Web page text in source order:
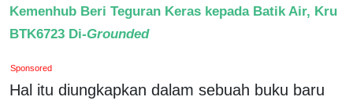
Kemenhub Beri Teguran Keras kepada Batik Air, Kru
BTK6723 Di-Grounded
Sponsored
Hal itu diungkapkan dalam sebuah buku baru